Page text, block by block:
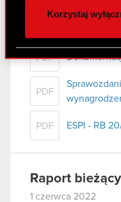
z naszej witryny,
Partnerzy mogą
danymi
podczas korzystania
korzystanie z naszej
używanie plików
Korzystaj
Projekty
PDF
PDF
PDF ESPI - RB
Raport
1 czerwca 2022